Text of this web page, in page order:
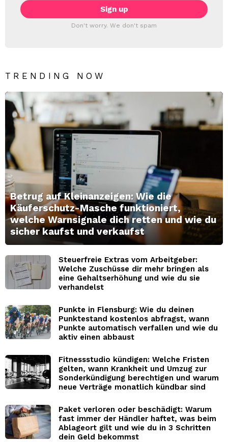
Don't worry. We don't spam
TRENDING NOW
Betrug auf Kleinanzeigen: Wie die
Käuferschutz-Masche funktioniert,
welche Warnsignale dich retten und wie du
sicher kaufst und verkaufst
Steuerfreie Extras vom Arbeitgeber:
Welche Zuschüsse dir mehr bringen als
eine Gehaltserhöhung und wie du sie
verhandelst
Punkte in Flensburg: Wie du deinen
Punktestand kostenlos abfragst, wann
Punkte automatisch verfallen und wie du
aktiv einen abbaust
Fitnessstudio kündigen: Welche Fristen
gelten, wann Krankheit und Umzug zur
Sonderkündigung berechtigen und warum
neue Verträge monatlich kündbar sind
Paket verloren oder beschädigt: Warum
fast immer der Händler haftet, was beim
Ablageort gilt und wie du in 3 Schritten
dein Geld bekommst